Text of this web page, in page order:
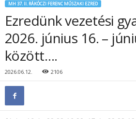
MH 37. II. RÁKÓCZI FERENC MŰSZAKI EZRED
Ezredünk vezetési
2026. június 16. –
között….
2026.06.12. 2106